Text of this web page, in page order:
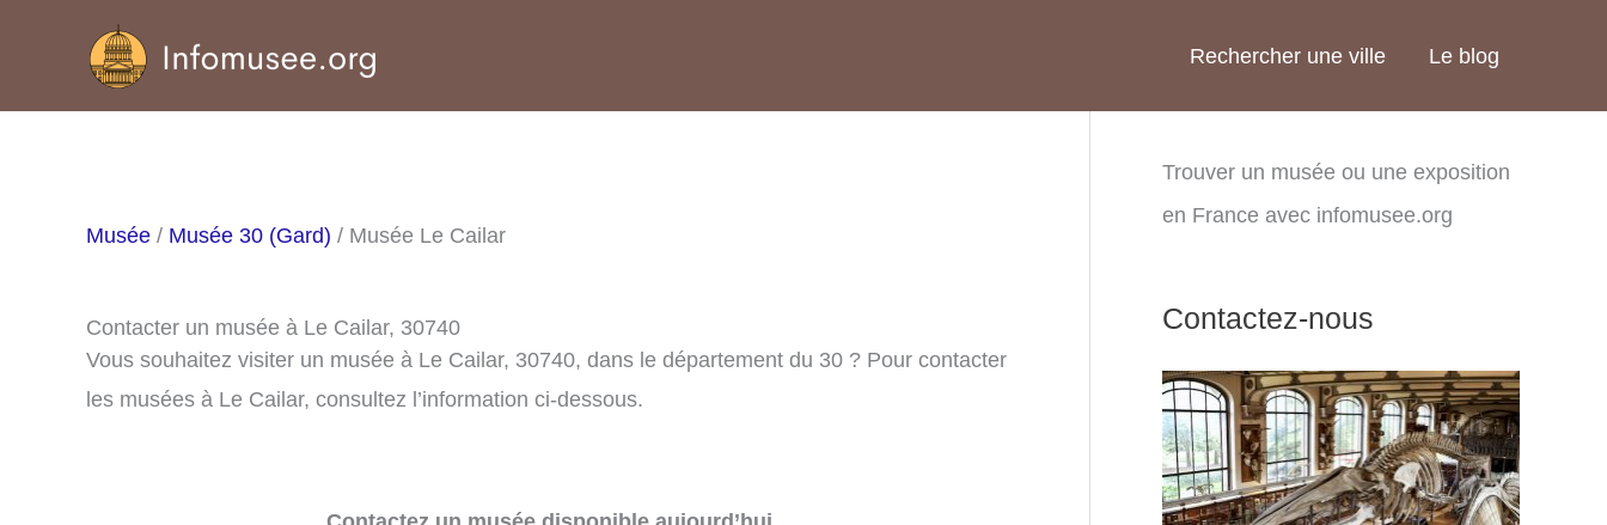
Rechercher une ville Le blog
Musée / Musée 30 (Gard) / Musée Le Cailar
Contacter un musée à Le Cailar, 30740
Vous souhaitez visiter un musée à Le Cailar, 30740, dans le département du 30 ? Pour contacter
les musées à Le Cailar, consultez l’information ci-dessous.
Trouver un musée ou une exposition
en France avec infomusee.org
Contactez-nous